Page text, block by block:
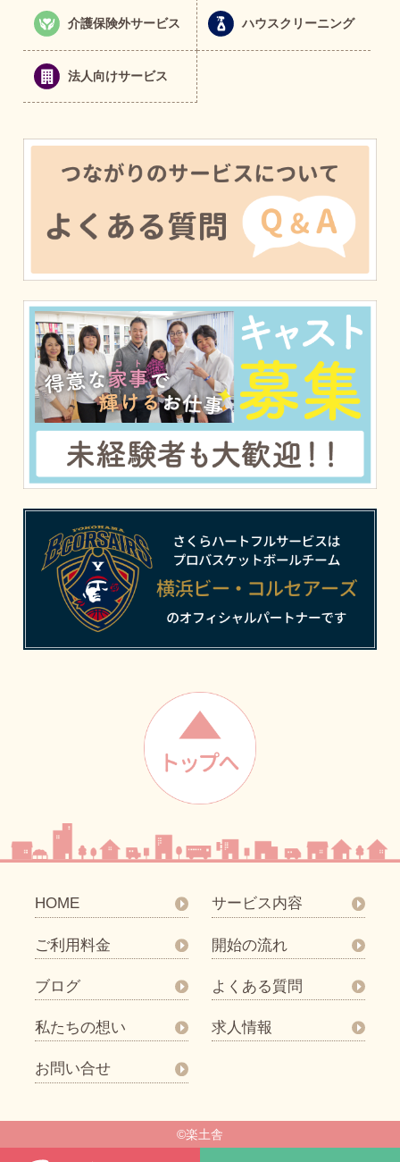
介護保険外サービス ハウスクリーニング
法人向けサービス
HOME サービス内容
ご利用料金 開始の流れ
ブログ よくある質問
私たちの想い 求人情報
お問い合せ
©楽土舎